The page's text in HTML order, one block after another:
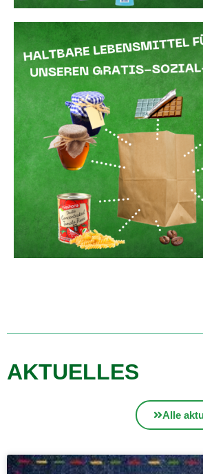
AKTUELLES
Alle